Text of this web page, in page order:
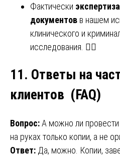
Фактически
документов в нашем
клинического и
исследования. 🕵️‍♀️
11. Ответы на
клиентов (FAQ)
Вопрос:А можно ли провести
на руках только копии, а не
Ответ: Да, можно. Копии,